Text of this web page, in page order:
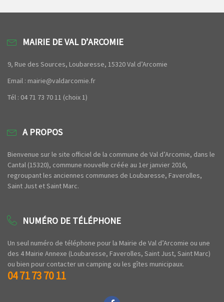
MAIRIE DE VAL D’ARCOMIE
9, Rue des Sources, Loubaresse, 15320 Val d’Arcomie
Email : mairie@valdarcomie.fr
Tél : 04 71 73 70 11 (choix 1)
A PROPOS
Bienvenue sur le site officiel de la commune de Val d’Arcomie, dans le
Cantal (15320), commune nouvelle créée au 1er janvier 2016,
regroupant les anciennes communes de Loubaresse, Faverolles,
Saint Just et Saint Marc.
NUMÉRO DE TÉLÉPHONE
Un seul numéro de téléphone pour la Mairie de Val d’Arcomie ou une
des 4 Mairie Annexe (Loubaresse, Faverolles, Saint Just, Saint Marc)
ou bien pour contacter un camping ou les gîtes municipaux.
04 71 73 70 11